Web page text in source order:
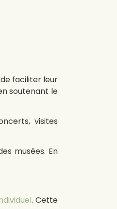
faciliter leur
soutenant le
visites
musées. En
. Cette